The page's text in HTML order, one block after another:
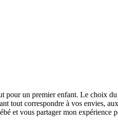
pour un premier enfant. Le choix
tout correspondre à vos envies,
et vous partager mon expérience